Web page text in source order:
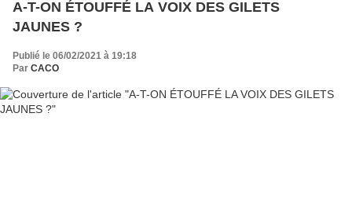
A-T-ON ÉTOUFFÉ LA VOIX DES GILETS
JAUNES ?
Publié le 06/02/2021 à 19:18
Par CACO